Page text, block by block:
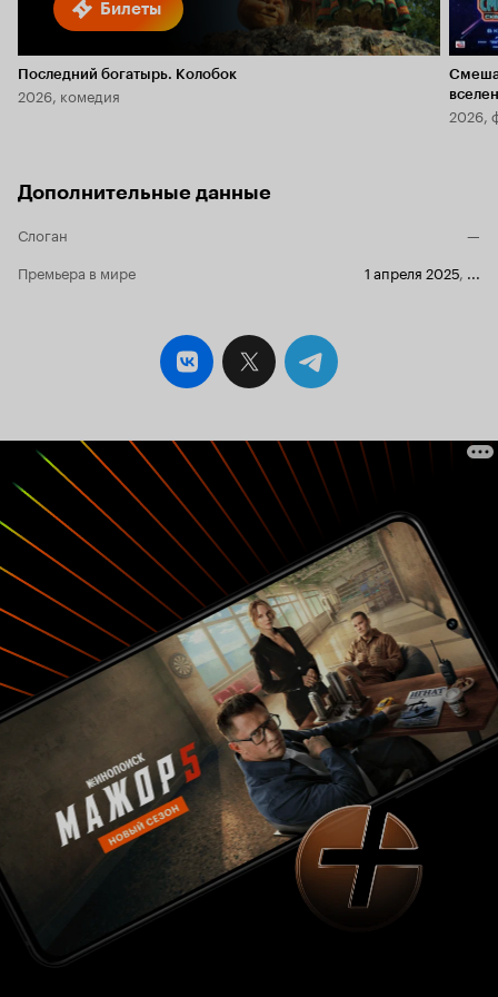
Билеты
Последний богатырь. Колобок
2026, комедия
2026,
Дополнительные данные
Слоган
—
Премьера в мире
1 апреля 2025